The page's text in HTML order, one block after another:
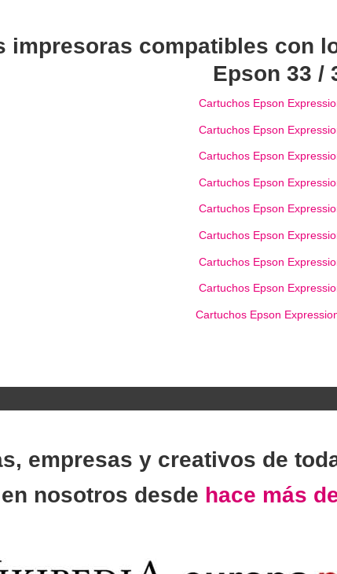
impresoras compatibles con
Epson 33 /
Cartuchos Epson
Cartuchos Epson
Cartuchos Epson
Cartuchos Epson
Cartuchos Epson
Cartuchos Epson
Cartuchos Epson
Cartuchos Epson
Cartuchos Epson
empresas y creativos de
en nosotros desde hace más